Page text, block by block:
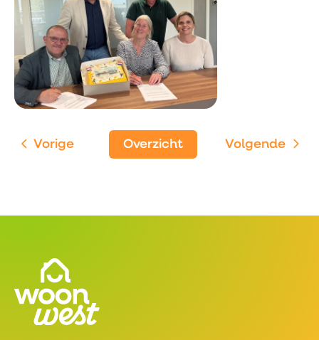
Volgende
Overzicht
Vorige
Contactinformatie